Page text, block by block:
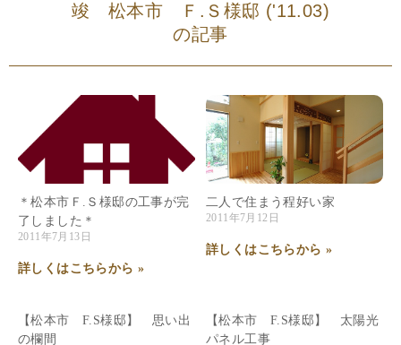
竣 松本市 Ｆ.Ｓ様邸 ('11.03)
の記事
＊松本市Ｆ.Ｓ様邸の工事が完
了しました＊
2011年7月13日
詳しくはこちらから »
二人で住まう程好い家
2011年7月12日
詳しくはこちらから »
【松本市 F.S様邸】 思い出
の欄間
【松本市 F.S様邸】 太陽光
パネル工事